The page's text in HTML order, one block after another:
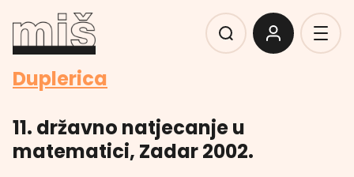
Duplerica
11. državno natjecanje u
matematici, Zadar 2002.